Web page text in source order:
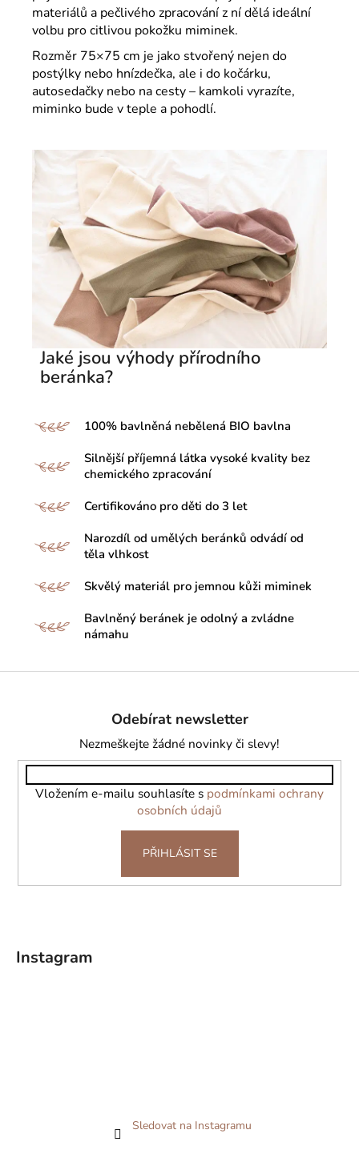
materiálů a pečlivého zpracování z ní dělá ideální
volbu pro citlivou pokožku miminek.
Rozměr 75×75 cm je jako stvořený nejen do
postýlky nebo hnízdečka, ale i do kočárku,
autosedačky nebo na cesty – kamkoli vyrazíte,
miminko bude v teple a pohodlí.
Jaké jsou výhody přírodního
beránka?
100% bavlněná nebělená BIO bavlna
Silnější příjemná látka vysoké kvality bez
chemického zpracování
Certifikováno pro děti do 3 let
Narozdíl od umělých beránků odvádí od
těla vlhkost
Skvělý materiál pro jemnou kůži miminek
Bavlněný beránek je odolný a zvládne
námahu
Odebírat newsletter
Nezmeškejte žádné novinky či slevy!
Vložením e-mailu souhlasíte s podmínkami ochrany
osobních údajů
PŘIHLÁSIT SE
Instagram
Sledovat na Instagramu